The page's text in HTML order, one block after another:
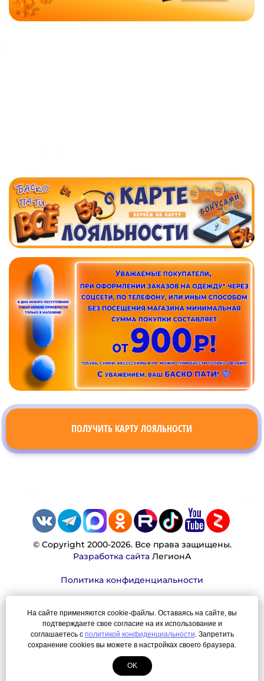
ПОЛУЧИТЬ КАРТУ ЛОЯЛЬНОСТИ
© Copyright 2000-2026. Все права защищены.
Разработка сайтаЛегионА
Политика конфиденциальности
Наша миссия:
Мы — честно, много, давно продаем вещи,
которые Вы ищете. Для нас главная ценность —
результат для нашего клиента!
На сайте применяются cookie-файлы. Оставаясь на сайте, вы
подтверждаете свое согласие на их использование и
соглашаетесь с политикой конфиденциальности. Запретить
сохранение cookies вы можете в настройках своего браузера.
OK